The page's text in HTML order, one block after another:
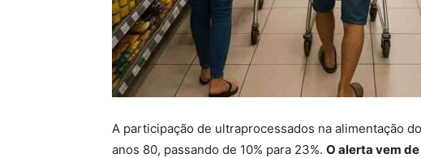
A participação de ultraprocessados na alimentação
anos 80, passando de 10% para 23%. O alerta vem